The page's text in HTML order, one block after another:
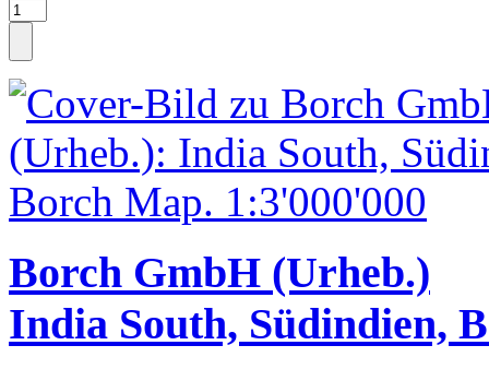
Borch GmbH (Urheb.)
India South, Südindien,